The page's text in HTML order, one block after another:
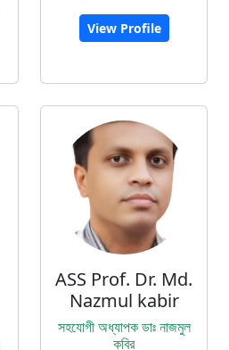
View Profile
ASS Prof. Dr. Md.
Nazmul kabir
সহযোগী অধ্যাপক ডাঃ নাজমুল
কবির